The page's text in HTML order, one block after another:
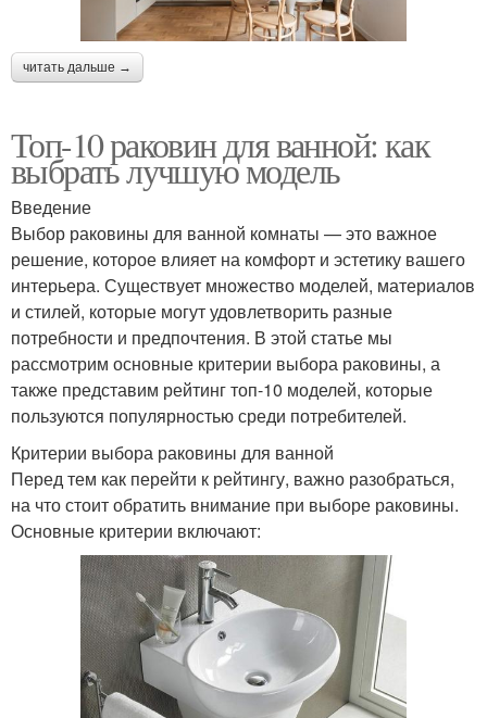
читать дальше →
Топ-10 раковин для ванной: как
выбрать лучшую модель
Введение
Выбор раковины для ванной комнаты — это важное
решение, которое влияет на комфорт и эстетику вашего
интерьера. Существует множество моделей, материалов
и стилей, которые могут удовлетворить разные
потребности и предпочтения. В этой статье мы
рассмотрим основные критерии выбора раковины, а
также представим рейтинг топ-10 моделей, которые
пользуются популярностью среди потребителей.
Критерии выбора раковины для ванной
Перед тем как перейти к рейтингу, важно разобраться,
на что стоит обратить внимание при выборе раковины.
Основные критерии включают: